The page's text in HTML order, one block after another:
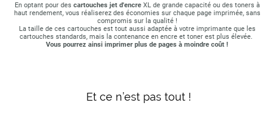
En optant pour des cartouches jet d'encreXL de grande capacité ou des toners à
haut rendement, vous réaliserez des économies sur chaque page imprimée, sans
compromis sur la qualité !
La taille de ces cartouches est tout aussi adaptée à votre imprimante que les
cartouches standards, mais la contenance en encre et toner est plus élevée.
Vous pourrez ainsi imprimer plus de pages à moindre coût !
Et ce n’est pas tout !